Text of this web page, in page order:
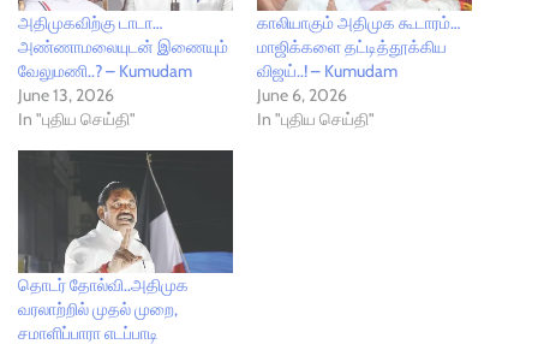
அதிமுகவிற்கு டாடா…
அண்ணாமலையுடன் இணையும்
வேலுமணி..? – Kumudam
June 13, 2026
In "புதிய செய்தி"
காலியாகும் அதிமுக கூடாரம்…
மாஜிக்களை தட்டித்தூக்கிய
விஜய்..! – Kumudam
June 6, 2026
In "புதிய செய்தி"
தொடர் தோல்வி..அதிமுக
வரலாற்றில் முதல் முறை,
சமாளிப்பாரா எடப்பாடி